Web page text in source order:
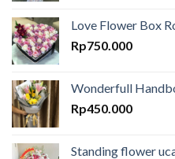
Love Flower Box
Rp750.000
Wonderfull
Rp450.000
Standing flower